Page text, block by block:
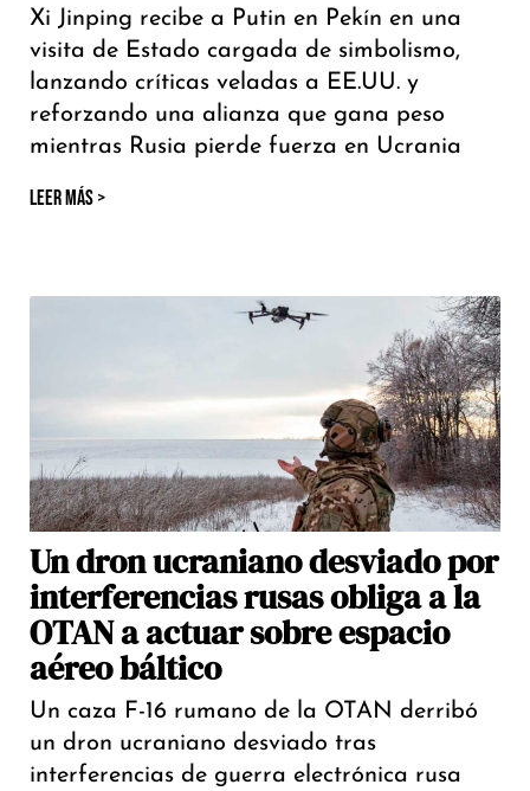
Xi Jinping recibe a Putin en Pekín en una
visita de Estado cargada de simbolismo,
lanzando críticas veladas a EE.UU. y
reforzando una alianza que gana peso
mientras Rusia pierde fuerza en Ucrania
LEER MÁS >
Un dron ucraniano desviado por
interferencias rusas obliga a la
OTAN a actuar sobre espacio
aéreo báltico
Un caza F-16 rumano de la OTAN derribó
un dron ucraniano desviado tras
interferencias de guerra electrónica rusa